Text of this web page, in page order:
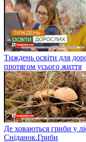
Тиждень освіти для
протягом усього життя
Де ховаються гриби у
Сніданок.Гриби